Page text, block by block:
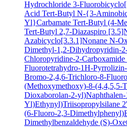
Hydrochloride 3-
Acid Tert-Butyl N-{3-
Yl}Carbamate Tert-Butyl (4-
Tert-Butyl 2,7-Diazaspiro
Azabicyclo[3.3.1]Nonane N-
Dimethyl-1,2-Dihydropyridin-
Chloropyridine-2-Carboxamide
Fluorotetrahydro-1H-
Bromo-2,4,6-Trichloro-8-
(Methoxymethoxy)-8-(4,4,5,5-
Dioxaborolan-2-yl)Naphthalen-
Yl)Ethynyl)Triisopropylsilane
(6-Fluoro-2,3-
Dimethylbenzaldehyde (S)-